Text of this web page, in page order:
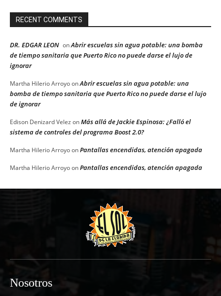
RECENT COMMENTS
DR. EDGAR LEON onAbrir escuelas sin agua potable: una bomba
de tiempo sanitaria que Puerto Rico no puede darse el lujo de
ignorar
Martha Hilerio ArroyoonAbrir escuelas sin agua potable: una
bomba de tiempo sanitaria que Puerto Rico no puede darse el lujo
de ignorar
Edison Denizard Velez onMás allá de Jackie Espinosa: ¿Falló el
sistema de controles del programa Boost 2.0?
Martha Hilerio ArroyoonPantallas encendidas, atención apagada
Martha Hilerio ArroyoonPantallas encendidas, atención apagada
Nosotros